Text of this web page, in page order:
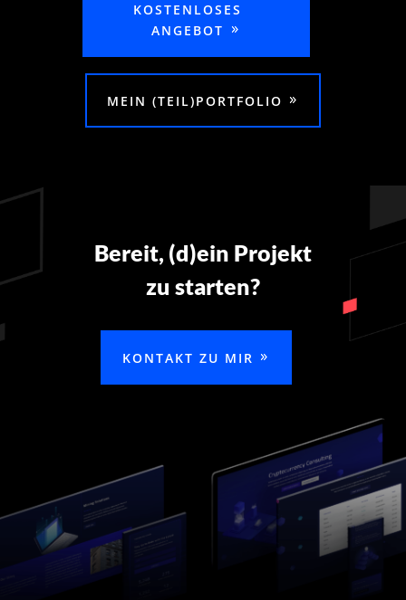
KOSTENLOSES
ANGEBOT
MEIN (TEIL)PORTFOLIO
Bereit, (d)ein Projekt
zu starten?
KONTAKT ZU MIR